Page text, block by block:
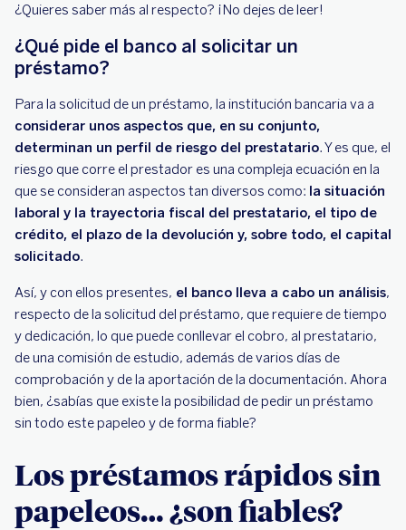
¿Quieres saber más al respecto? ¡No dejes de leer!
¿Qué pide el banco al solicitar un
préstamo?
Para la solicitud de un préstamo, la institución bancaria va a
considerar unos aspectos que, en su conjunto,
determinan un perfil de riesgo del prestatario. Y es que, el
riesgo que corre el prestador es una compleja ecuación en la
que se consideran aspectos tan diversos como: la situación
laboral y la trayectoria fiscal del prestatario, el tipo de
crédito, el plazo de la devolución y, sobre todo, el capital
solicitado.
Así, y con ellos presentes, el banco lleva a cabo un análisis,
respecto de la solicitud del préstamo, que requiere de tiempo
y dedicación, lo que puede conllevar el cobro, al prestatario,
de una comisión de estudio, además de varios días de
comprobación y de la aportación de la documentación. Ahora
bien, ¿sabías que existe la posibilidad de pedir un préstamo
sin todo este papeleo y de forma fiable?
Los préstamos rápidos sin
papeleos… ¿son fiables?